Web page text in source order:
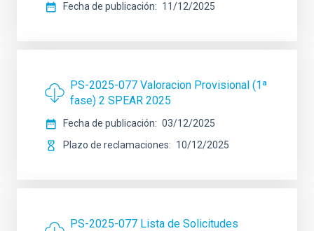
Fecha de publicación 11/12/2025
PS-2025-077 Valoracion Provisional (1ª
fase) 2 SPEAR 2025
Fecha de publicación
03/12/2025
Plazo de reclamaciones
10/12/2025
PS-2025-077 Lista de Solicitudes